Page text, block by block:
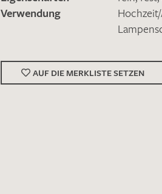
Verwendung
AUF DIE MERKLISTE SETZEN